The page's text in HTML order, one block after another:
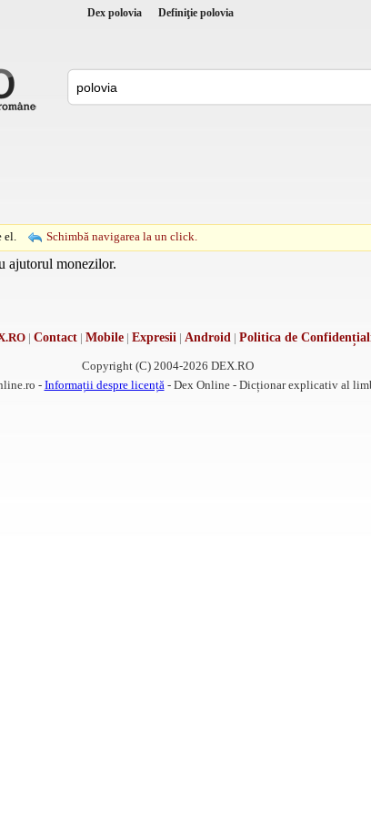
Dex polovia Definiţie polovia
Schimbă navigarea la un click.
ajutorul monezilor.
| Contact| Mobile| Expresii | Android | Politica de
Copyright (C) 2004-2026 DEX.RO
-Informații despre licență - Dex Online - Dicționar explicativ al